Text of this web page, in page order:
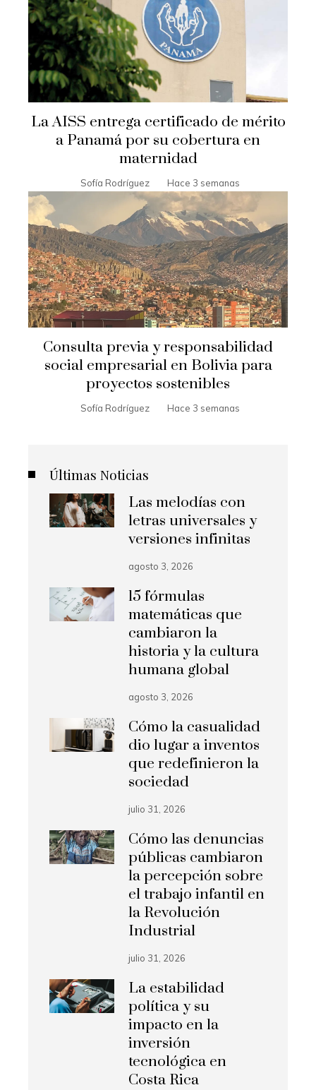
La AISS entrega certificado de mérito
a Panamá por su cobertura en
maternidad
Sofía Rodríguez Hace 3 semanas
Consulta previa y responsabilidad
social empresarial en Bolivia para
proyectos sostenibles
Sofía Rodríguez Hace 3 semanas
Últimas Noticias
Las melodías con
letras universales y
versiones infinitas
agosto 3, 2026
15 fórmulas
matemáticas que
cambiaron la
historia y la cultura
humana global
agosto 3, 2026
Cómo la casualidad
dio lugar a inventos
que redefinieron la
sociedad
julio 31, 2026
Cómo las denuncias
públicas cambiaron
la percepción sobre
el trabajo infantil en
la Revolución
Industrial
julio 31, 2026
La estabilidad
política y su
impacto en la
inversión
tecnológica en
Costa Rica